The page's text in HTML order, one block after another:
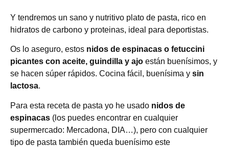
Y tendremos un sano y nutritivo plato de pasta, rico en
hidratos de carbono y proteinas, ideal para deportistas.
Os lo aseguro, estos nidos de espinacas o fetuccini
picantes con aceite, guindilla y ajo están buenísimos, y
se hacen súper rápidos. Cocina fácil, buenísima y sin
lactosa.
Para esta receta de pasta yo he usado nidos de
espinacas (los puedes encontrar en cualquier
supermercado: Mercadona, DIA…), pero con cualquier
tipo de pasta también queda buenísimo este